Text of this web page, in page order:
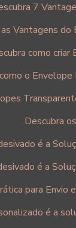
7
Vantagens do
como
o
Descubra
é a
é a
para Envio
é a